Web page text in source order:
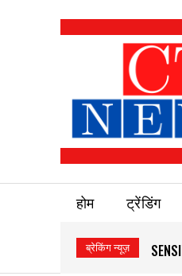
होम ट्रेंडिंग
ब्रेकिंग न्यूज़